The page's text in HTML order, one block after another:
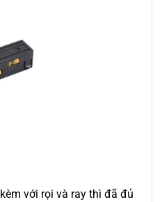
kèm với rọi và ray thì đã đủ